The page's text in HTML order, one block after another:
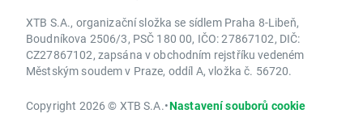
XTB S.A., organizační složka se sídlem Praha 8-Libeň,
Boudníkova 2506/3, PSČ 180 00, IČO: 27867102, DIČ:
CZ27867102, zapsána v obchodním rejstříku vedeném
Městským soudem v Praze, oddíl A, vložka č. 56720.
Copyright 2026 © XTB S.A.•Nastavení souborů cookie